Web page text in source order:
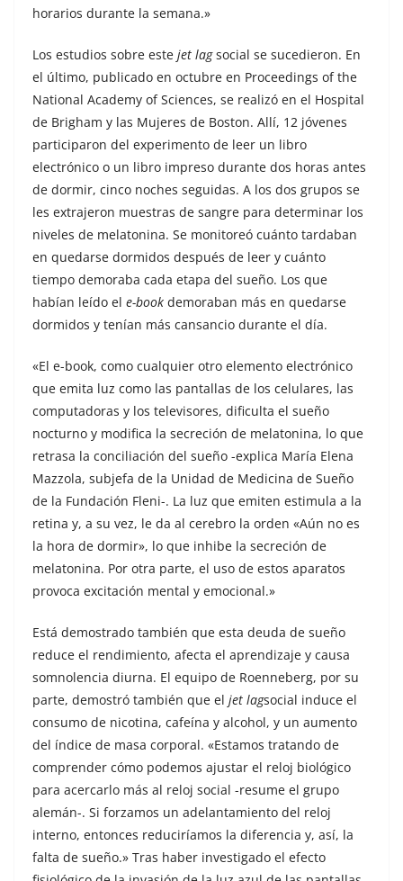
horarios durante la semana.»
Los estudios sobre este jet lagsocial se sucedieron. En
el último, publicado en octubre en Proceedings of the
National Academy of Sciences, se realizó en el Hospital
de Brigham y las Mujeres de Boston. Allí, 12 jóvenes
participaron del experimento de leer un libro
electrónico o un libro impreso durante dos horas antes
de dormir, cinco noches seguidas. A los dos grupos se
les extrajeron muestras de sangre para determinar los
niveles de melatonina. Se monitoreó cuánto tardaban
en quedarse dormidos después de leer y cuánto
tiempo demoraba cada etapa del sueño. Los que
habían leído el e-book demoraban más en quedarse
dormidos y tenían más cansancio durante el día.
«El e-book, como cualquier otro elemento electrónico
que emita luz como las pantallas de los celulares, las
computadoras y los televisores, dificulta el sueño
nocturno y modifica la secreción de melatonina, lo que
retrasa la conciliación del sueño -explica María Elena
Mazzola, subjefa de la Unidad de Medicina de Sueño
de la Fundación Fleni-. La luz que emiten estimula a la
retina y, a su vez, le da al cerebro la orden «Aún no es
la hora de dormir», lo que inhibe la secreción de
melatonina. Por otra parte, el uso de estos aparatos
provoca excitación mental y emocional.»
Está demostrado también que esta deuda de sueño
reduce el rendimiento, afecta el aprendizaje y causa
somnolencia diurna. El equipo de Roenneberg, por su
parte, demostró también que el jet lagsocial induce el
consumo de nicotina, cafeína y alcohol, y un aumento
del índice de masa corporal. «Estamos tratando de
comprender cómo podemos ajustar el reloj biológico
para acercarlo más al reloj social -resume el grupo
alemán-. Si forzamos un adelantamiento del reloj
interno, entonces reduciríamos la diferencia y, así, la
falta de sueño.» Tras haber investigado el efecto